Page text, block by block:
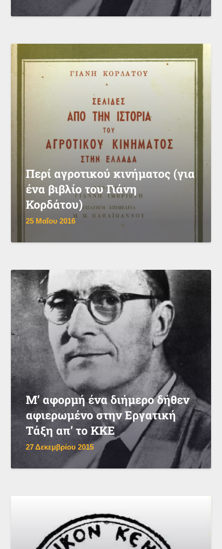
Περί αγροτικού κινήματος (για
ένα βιβλίο του Γιάνη
Κορδάτου)
25 Μαΐου 2016
Μ’ αφορμή ένα διήμερο δήθεν
αφιερωμένο στην Εργατική
Τάξη απ’ το ΚΚΕ
27 Δεκεμβρίου 2015